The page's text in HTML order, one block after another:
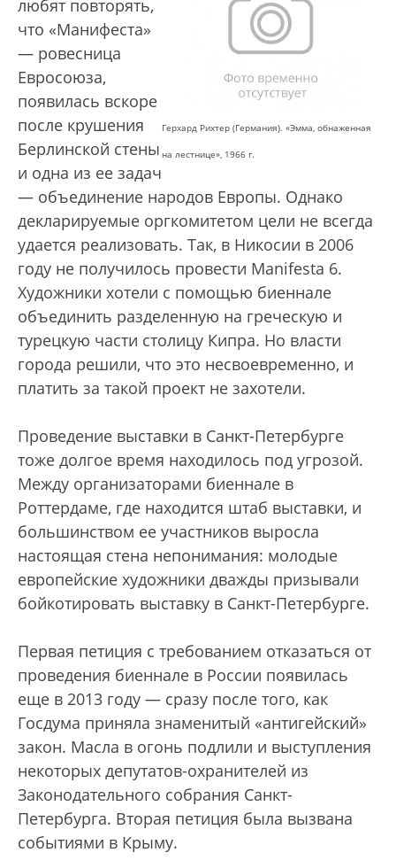
Герхард Рихтер (Германия). «Эмма, обнаженная
на лестнице», 1966 г.
любят повторять,
что «Манифеста»
— ровесница
Евросоюза,
появилась вскоре
после крушения
Берлинской стены
и одна из ее задач
— объединение народов Европы. Однако
декларируемые оргкомитетом цели не всегда
удается реализовать. Так, в Никосии в 2006
году не получилось провести Manifesta 6.
Художники хотели с помощью биеннале
объединить разделенную на греческую и
турецкую части столицу Кипра. Но власти
города решили, что это несвоевременно, и
платить за такой проект не захотели.
Проведение выставки в Санкт-Петербурге
тоже долгое время находилось под угрозой.
Между организаторами биеннале в
Роттердаме, где находится штаб выставки, и
большинством ее участников выросла
настоящая стена непонимания: молодые
европейские художники дважды призывали
бойкотировать выставку в Санкт-Петербурге.
Первая петиция с требованием отказаться от
проведения биеннале в России появилась
еще в 2013 году — сразу после того, как
Госдума приняла знаменитый «антигейский»
закон. Масла в огонь подлили и выступления
некоторых депутатов-охранителей из
Законодательного собрания Санкт-
Петербурга. Вторая петиция была вызвана
событиями в Крыму.